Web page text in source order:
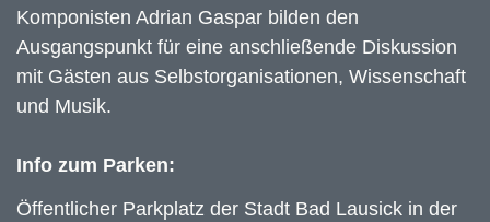
Komponisten Adrian Gaspar bilden den
Ausgangspunkt für eine anschließende Diskussion
mit Gästen aus Selbstorganisationen, Wissenschaft
und Musik.
Info zum Parken:
Öffentlicher Parkplatz der Stadt Bad Lausick in der